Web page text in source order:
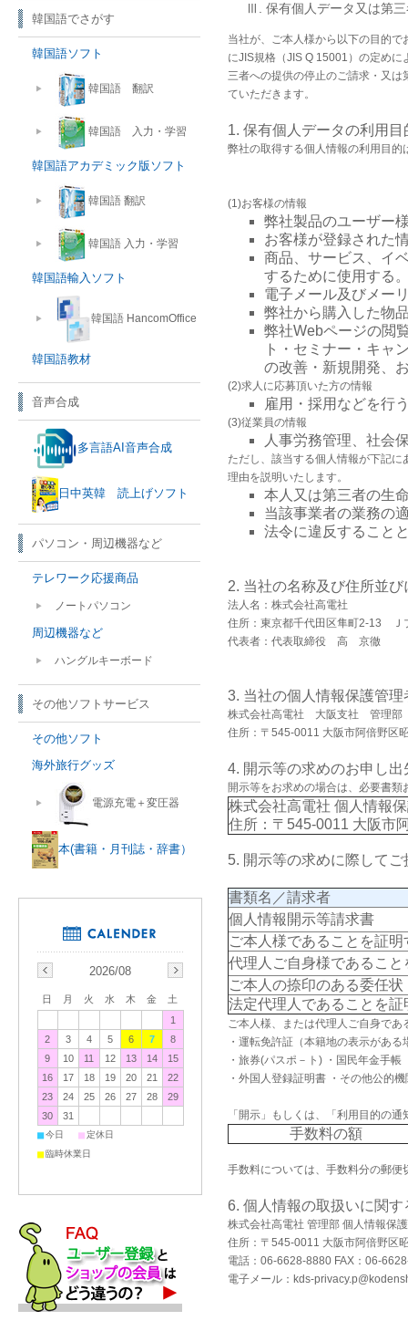
Ⅲ. 保有個人データ又は第
当社が、ご本人様から以下の目的
にJIS規格（JIS Q 15001）の定め
三者への提供の停止のご請求・又は
ていただきます。
1. 保有個人データの利用目
弊社の取得する個人情報の利用目的
(1)お客様の情報
弊社製品のユーザー
お客様が登録された
商品、サービス、イ
するために使用する
電子メール及びメー
弊社から購入した物
弊社Webページの閲
ト・セミナー・キャ
の改善・新規開発、
(2)求人に応募頂いた方の情報
雇用・採用などを行
(3)従業員の情報
人事労務管理、社会
ただし、該当する個人情報が下記
理由を説明いたします。
本人又は第三者の生
当該事業者の業務の
法令に違反すること
2. 当社の名称及び住所並
法人名：株式会社高電社
住所：東京都千代田区隼町2-13 Ｊ
代表者：代表取締役 高 京徹
3. 当社の個人情報保護管
株式会社高電社 大阪支社 管理部
住所：〒545-0011 大阪市阿倍野区
4. 開示等の求めのお申し出
開示等をお求めの場合は、必要書
株式会社高電社 個人情報
住所：〒545-0011 大阪市
5. 開示等の求めに際して
書類名／請求者
個人情報開示等請求書
ご本人様であることを証明
代理人ご自身様であるこ
ご本人の捺印のある委任状
法定代理人であることを証
ご本人様、または代理人ご自身で
・運転免許証（本籍地の表示があ
・旅券(パスポ－ト) ・国民年金手
・外国人登録証明書 ・その他公的
「開示」もしくは、「利用目的の
手数料の額
手数料については、手数料分の郵
6. 個人情報の取扱いに関
株式会社高電社 管理部 個人情報保
住所：〒545-0011 大阪市阿倍野区
電話：06-6628-8880 FAX：06-
電子メール： kds-
韓国語でさがす
韓国語ソフト
韓国語 翻訳
韓国語 入力・学習
韓国語アカデミック版ソフト
韓国語 翻訳
韓国語 入力・学習
韓国語輸入ソフト
韓国語 HancomOffice
韓国語教材
音声合成
多言語AI音声合成
日中英韓 読上げソフト
パソコン・周辺機器など
テレワーク応援商品
ノートパソコン
周辺機器など
ハングルキーボード
その他ソフトサービス
その他ソフト
海外旅行グッズ
電源充電＋変圧器
本(書籍・月刊誌・辞書）
2026/08
日 月 火 水 木 金
土
1
2
3 4 5 6 7
8
9
10 11 12 13 14
15
16
17 18 19 20 21
22
23
24 25 26 27 28
29
30
31
■今日 ■定休日
■臨時休業日